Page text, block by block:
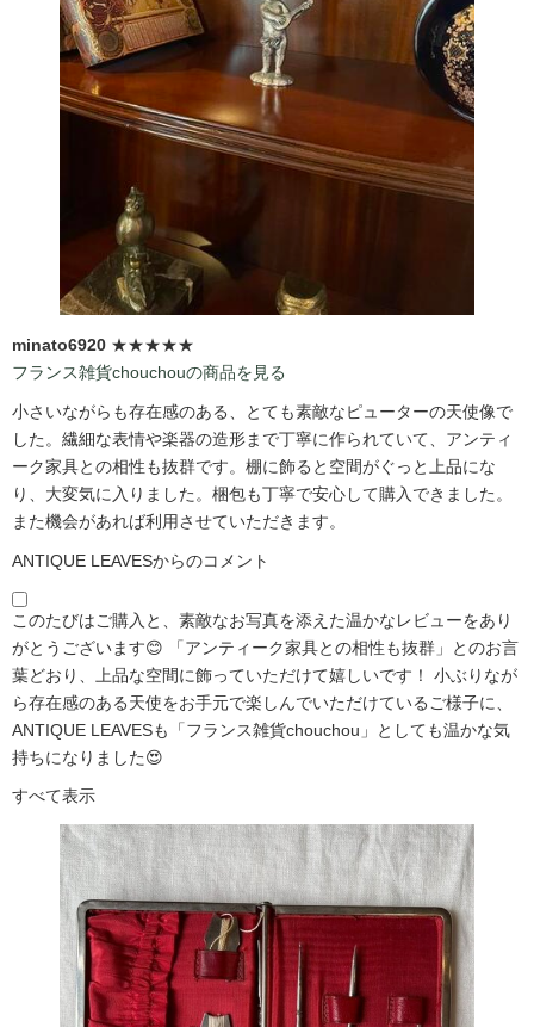
minato6920 ★★★★★
フランス雑貨chouchouの商品を見る
小さいながらも存在感のある、とても素敵なピューターの天使像で
した。繊細な表情や楽器の造形まで丁寧に作られていて、アンティ
ーク家具との相性も抜群です。棚に飾ると空間がぐっと上品にな
り、大変気に入りました。梱包も丁寧で安心して購入できました。
また機会があれば利用させていただきます。
ANTIQUE LEAVESからのコメント
このたびはご購入と、素敵なお写真を添えた温かなレビューをあり
がとうございます😊 「アンティーク家具との相性も抜群」とのお言
葉どおり、上品な空間に飾っていただけて嬉しいです！ 小ぶりなが
ら存在感のある天使をお手元で楽しんでいただけているご様子に、
ANTIQUE LEAVESも「フランス雑貨chouchou」としても温かな気
持ちになりました😍
すべて表示